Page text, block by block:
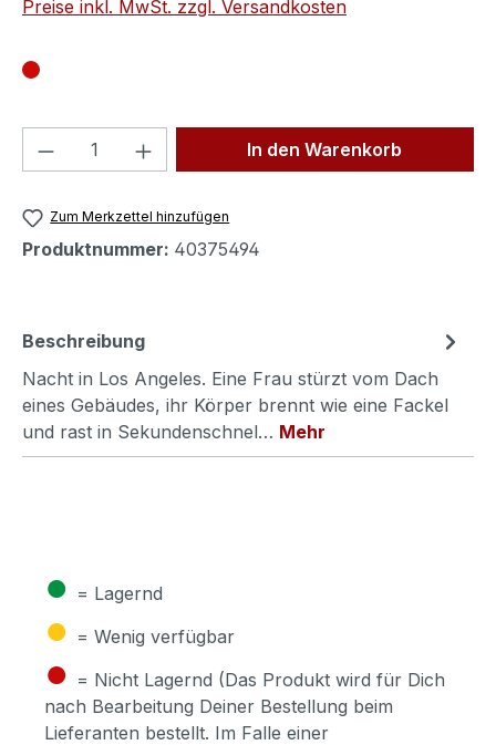
Preise inkl. MwSt. zzgl. Versandkosten
Produkt Anzahl: Gib denIn den Warenkorb
Zum Merkzettel hinzufügen
Produktnummer: 40375494
Beschreibung
Nacht in Los Angeles. Eine Frau stürzt vom Dach
eines Gebäudes, ihr Körper brennt wie eine Fackel
und rast in Sekundenschnel… Mehr
● = Lagernd
● = Wenig verfügbar
● = Nicht Lagernd (Das Produkt wird für Dich
nach Bearbeitung Deiner Bestellung beim
Lieferanten bestellt. Im Falle einer